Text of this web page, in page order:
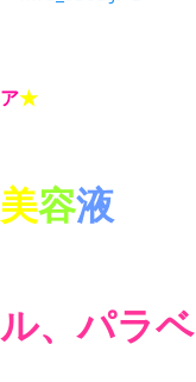
ア★
美容液
ル、パラ